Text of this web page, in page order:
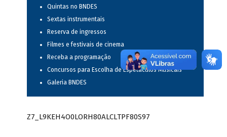
Quintas no BNDES
Sextas instrumentais
Reserva de ingressos
Filmes e festivais de cinema
Receba a programação
Concursos para Escolha de Espetáculos Musicais
Galeria BNDES
Z7_L9KEH4O0LORH80ALCLTPF80S97